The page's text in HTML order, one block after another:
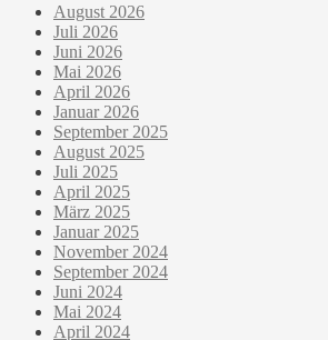
August 2026
Juli 2026
Juni 2026
Mai 2026
April 2026
Januar 2026
September 2025
August 2025
Juli 2025
April 2025
März 2025
Januar 2025
November 2024
September 2024
Juni 2024
Mai 2024
April 2024